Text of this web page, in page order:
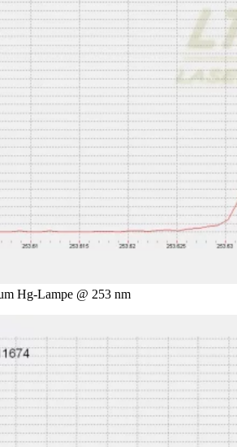
Hg-Lampe @ 253 nm